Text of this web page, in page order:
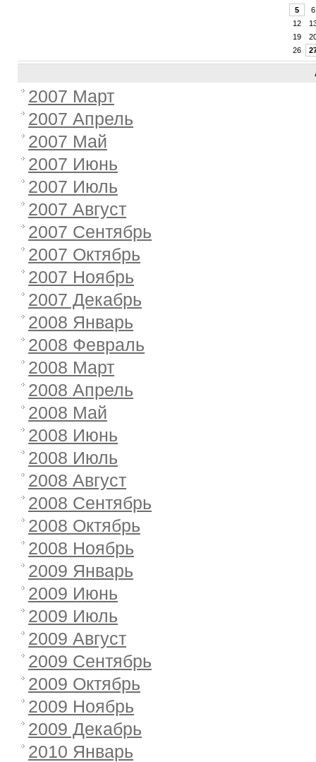
5
6
12
19
26
2007 Март
2007 Апрель
2007 Май
2007 Июнь
2007 Июль
2007 Август
2007 Сентябрь
2007 Октябрь
2007 Ноябрь
2007 Декабрь
2008 Январь
2008 Февраль
2008 Март
2008 Апрель
2008 Май
2008 Июнь
2008 Июль
2008 Август
2008 Сентябрь
2008 Октябрь
2008 Ноябрь
2009 Январь
2009 Июнь
2009 Июль
2009 Август
2009 Сентябрь
2009 Октябрь
2009 Ноябрь
2009 Декабрь
2010 Январь